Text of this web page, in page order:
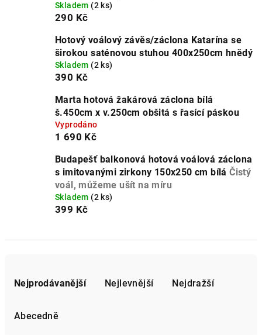
Skladem (2 ks)
290 Kč
Hotový voálový závěs/záclona Katarína se
širokou saténovou stuhou 400x250cm hnědý
Skladem (2 ks)
390 Kč
Marta hotová žakárová záclona bílá
š.450cm x v.250cm obšitá s řasící páskou
Vyprodáno
1 690 Kč
Budapešť balkonová hotová voálová záclona
s imitovanými zirkony 150x250 cm bíláČistý
voál, můžeme ušít na míru
Skladem (2 ks)
399 Kč
Nejprodávanější Nejlevnější Nejdražší
Abecedně